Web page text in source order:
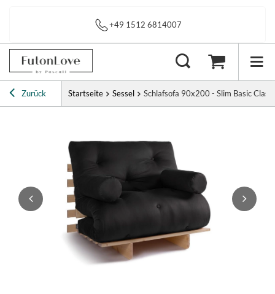
Sofortiger Versand
Zurück Startseite Sessel Schlafsofa 90x200 - Slim Basic